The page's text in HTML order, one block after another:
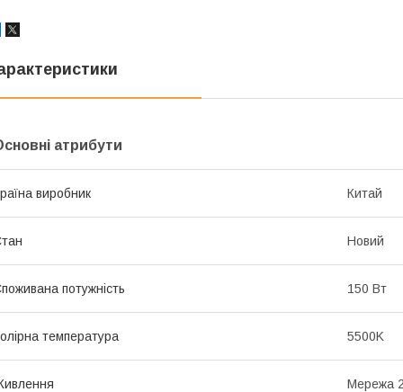
атрибути
виробник Китай
Новий
потужність 150 Вт
температура 5500K
Мережа